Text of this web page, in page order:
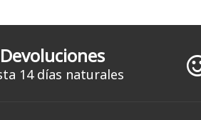
Devoluciones
14 días naturales